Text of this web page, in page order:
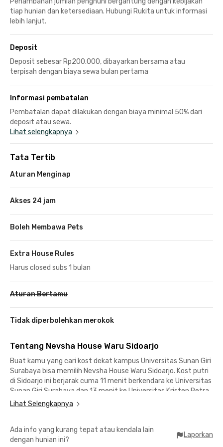
tiap hunian dan ketersediaan. Hubungi Rukita untuk informasi
lebih lanjut.
Deposit
Deposit sebesar Rp200.000, dibayarkan bersama atau
terpisah dengan biaya sewa bulan pertama
Informasi pembatalan
Pembatalan dapat dilakukan dengan biaya minimal 50% dari
deposit atau sewa.
Lihat selengkapnya
Tata Tertib
Aturan Menginap
Akses 24 jam
Boleh Membawa Pets
Extra House Rules
Harus closed subs 1 bulan
Aturan Bertamu
Tidak diperbolehkan merokok
Tentang Nevsha House Waru Sidoarjo
Buat kamu yang cari kost dekat kampus Universitas Sunan Giri
Surabaya bisa memilih Nevsha House Waru Sidoarjo. Kost putri
di Sidoarjo ini berjarak cuma 11 menit berkendara ke Universitas
Sunan Giri Surabaya dan 13 menit ke Universitas Kristen Petra.
Kost dekat kampus Surabaya ini juga cocok buat pekerja
Surabaya. Lokasi kost putri Sidoarjo ini sekitar 10 menit ke
Terminal Bungurasih dan Stasiun Waru, sementara Bandara
Lihat Selengkapnya
Ada info yang kurang tepat atau kendala lain
dengan hunian ini?
Laporkan